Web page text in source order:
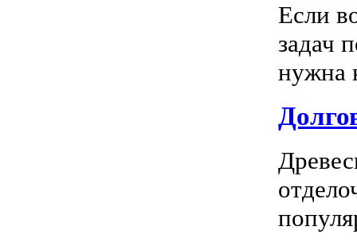
Если
задач
нужна